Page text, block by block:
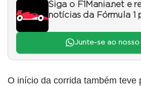
Siga o F1Mania.net e
notícias da Fórmula 1
Junte-se ao nosso
O início da corrida também teve